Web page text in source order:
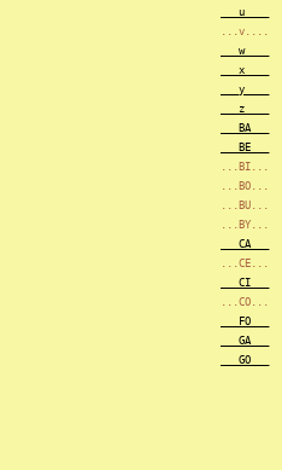
___u____
...v....
___w____
___x____
___y____
___z____
___BA___
___BE___
...BI...
...BO...
...BU...
...BY...
___CA___
...CE...
___CI___
...CO...
___FO___
___GA___
___GO___